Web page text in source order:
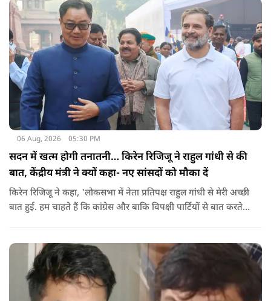
06 Aug, 2026 05:30 PM
सदन में खत्म होगी तनातनी… किरेन रिजिजू ने राहुल गांधी से की
बात, केंद्रीय मंत्री ने क्यों कहा- नए सांसदों को मौका दें
किरेन रिजिजू ने कहा, 'लोकसभा में नेता प्रतिपक्ष राहुल गांधी से मेरी अच्छी
बात हुई. हम चाहते हैं कि कांग्रेस और बाकि विपक्षी पार्टियों से बात करते